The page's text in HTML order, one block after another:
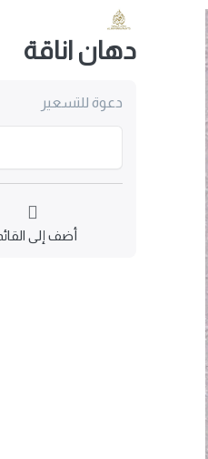
دهان اناقة
دعوة للتسعير
أضف إلى